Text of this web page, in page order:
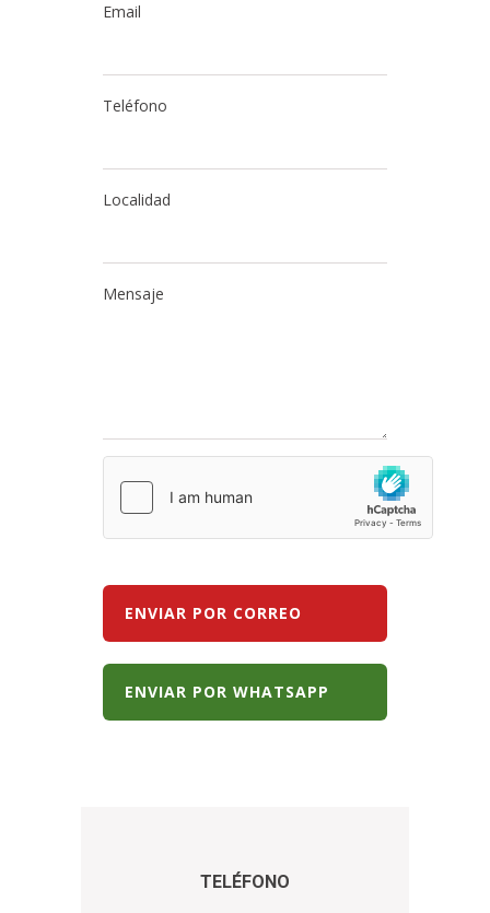
Email
Teléfono
Localidad
Mensaje
ENVIAR POR CORREO
ENVIAR POR WHATSAPP
TELÉFONO